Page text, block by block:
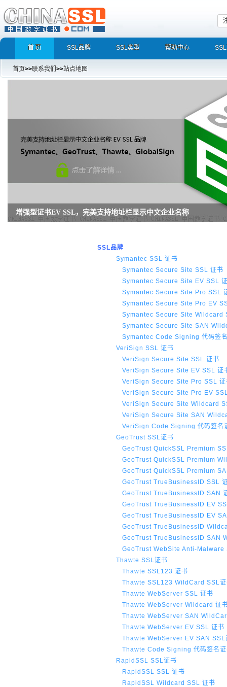
首 页 SSL品牌 SSL类型 帮助中心
首页>>联系我们 >>站点地图
增强型证书EV SSL，完美支持地址栏显示中文企业名称
SSL品牌
Symantec SSL 证书
Symantec Secure Site SSL 证书
Symantec Secure Site EV SSL
Symantec Secure Site Pro SSL
Symantec Secure Site Pro EV
Symantec Secure Site Wildcard
Symantec Secure Site SAN
Symantec Code Signing 代码签
VeriSign SSL 证书
VeriSign Secure Site SSL 证书
VeriSign Secure Site EV SSL 证
VeriSign Secure Site Pro SSL 证
VeriSign Secure Site Pro EV
VeriSign Secure Site Wildcard
VeriSign Secure Site SAN
VeriSign Code Signing 代码签名
GeoTrust SSL证书
GeoTrust QuickSSL Premium
GeoTrust QuickSSL Premium
GeoTrust QuickSSL Premium
GeoTrust TrueBusinessID SSL
GeoTrust TrueBusinessID SAN
GeoTrust TrueBusinessID EV
GeoTrust TrueBusinessID EV
GeoTrust TrueBusinessID
GeoTrust TrueBusinessID SAN
GeoTrust WebSite Anti-Malware
Thawte SSL证书
Thawte SSL123 证书
Thawte SSL123 WildCard SSL
Thawte WebServer SSL 证书
Thawte WebServer Wildcard 证
Thawte WebServer SAN
Thawte WebServer EV SSL 证书
Thawte WebServer EV SAN SSL
Thawte Code Signing 代码签名
RapidSSL SSL证书
RapidSSL SSL 证书
RapidSSL Wildcard SSL 证书